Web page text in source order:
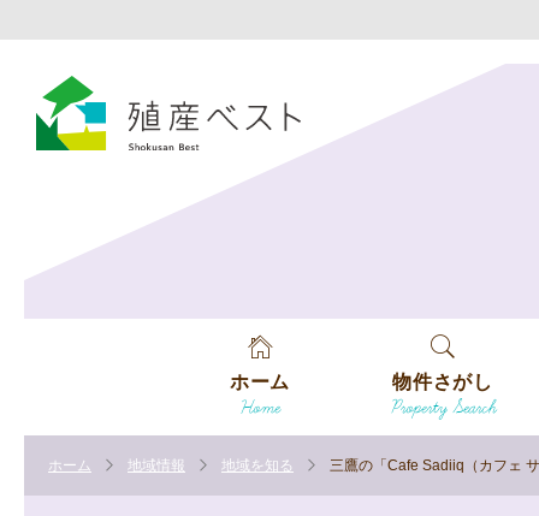
ホーム
Home
物件さがし
Property Search
ホーム 地域情報 地域を知る 三鷹の「Cafe Sadiiq（カフェ